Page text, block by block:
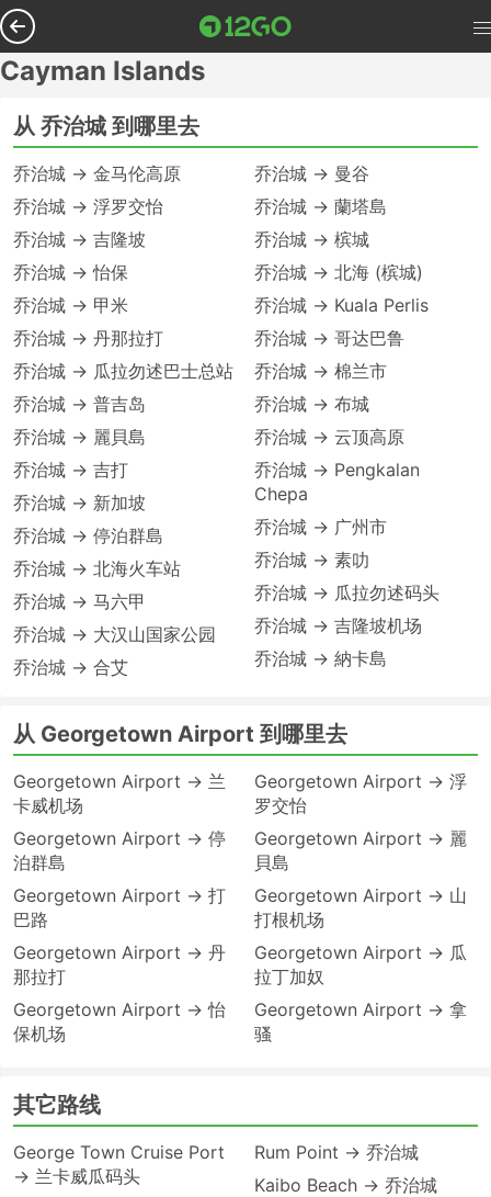
Cayman Islands
从 乔治城 到哪里去
乔治城 → 金马伦高原
乔治城 → 浮罗交怡
乔治城 → 吉隆坡
乔治城 → 怡保
乔治城 → 甲米
乔治城 → 丹那拉打
乔治城 → 瓜拉勿述巴士总站
乔治城 → 普吉岛
乔治城 → 麗貝島
乔治城 → 吉打
乔治城 → 新加坡
乔治城 → 停泊群島
乔治城 → 北海火车站
乔治城 → 马六甲
乔治城 → 大汉山国家公园
乔治城 → 合艾
乔治城 → 曼谷
乔治城 → 蘭塔島
乔治城 → 槟城
乔治城 → 北海 (槟城)
乔治城 → Kuala Perlis
乔治城 → 哥达巴鲁
乔治城 → 棉兰市
乔治城 → 布城
乔治城 → 云顶高原
乔治城 → Pengkalan
Chepa
乔治城 → 广州市
乔治城 → 素叻
乔治城 → 瓜拉勿述码头
乔治城 → 吉隆坡机场
乔治城 → 納卡島
从 Georgetown Airport 到哪里去
Georgetown Airport → 兰
卡威机场
Georgetown Airport → 停
泊群島
Georgetown Airport → 打
巴路
Georgetown Airport → 丹
那拉打
Georgetown Airport → 怡
保机场
Georgetown Airport → 浮
罗交怡
Georgetown Airport → 麗
貝島
Georgetown Airport → 山
打根机场
Georgetown Airport → 瓜
拉丁加奴
Georgetown Airport → 拿
骚
其它路线
George Town Cruise Port
→ 兰卡威瓜码头
Rum Point → 乔治城
Kaibo Beach → 乔治城